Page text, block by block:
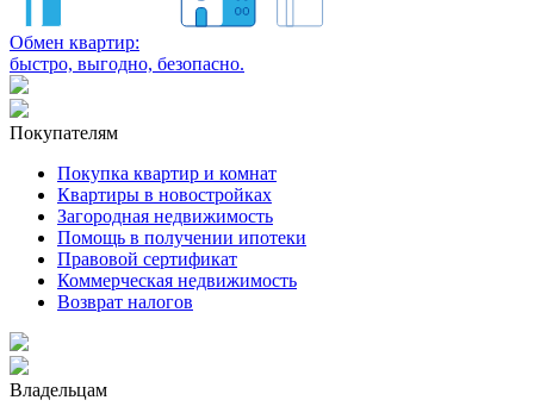
Обмен квартир:
быстро, выгодно, безопасно.
Покупателям
Покупка квартир и комнат
Квартиры в новостройках
Загородная недвижимость
Помощь в получении ипотеки
Правовой сертификат
Коммерческая недвижимость
Возврат налогов
Владельцам